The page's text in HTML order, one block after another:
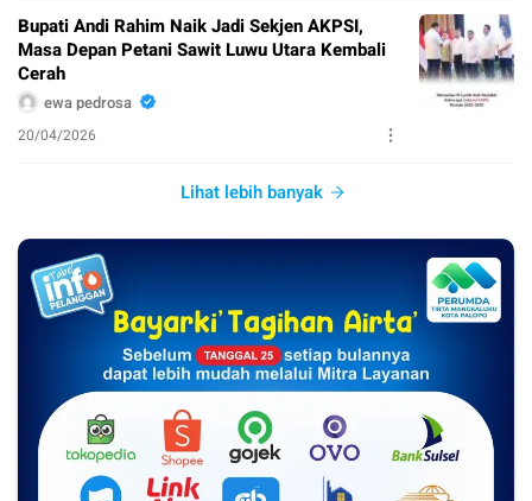
Bupati Andi Rahim Naik Jadi Sekjen AKPSI,
Masa Depan Petani Sawit Luwu Utara Kembali
Cerah
ewa pedrosa
20/04/2026
Lihat lebih banyak